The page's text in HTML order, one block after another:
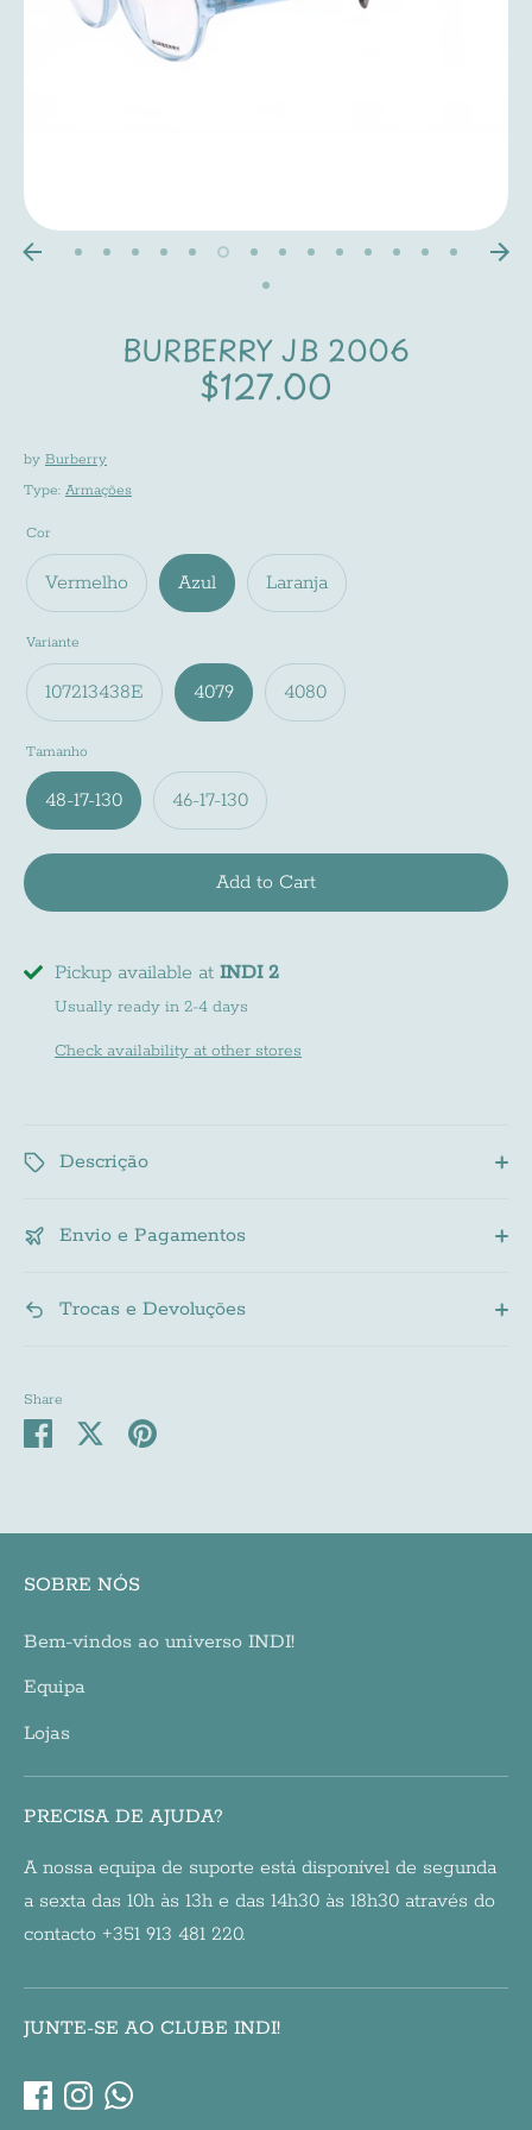
BURBERRY JB 2006
$127.00
by Burberry
Type: Armações
Cor
Vermelho Azul Laranja
Variante
107213438E 4079 4080
Tamanho
48-17-130 46-17-130
Add to Cart
Pickup available at INDI 2
Usually ready in 2-4 days
Check availability at other stores
Descrição
Envio e Pagamentos
Trocas e Devoluções
Share
Share SharePin
Newsletter
Subscreve a nossa newsletter e fica a par de
SOBRE NÓS
Bem-vindos ao universo INDI!
Equipa
Lojas
PRECISA DE AJUDA?
A nossa equipa de suporte está disponível de segunda
a sexta das 10h às 13h e das 14h30 às 18h30 através do
contacto +351 913 481 220.
JUNTE-SE AO CLUBE INDI!